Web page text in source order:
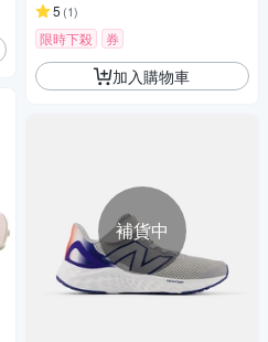
5 (1)
限時下殺 券
加入購物車
補貨中